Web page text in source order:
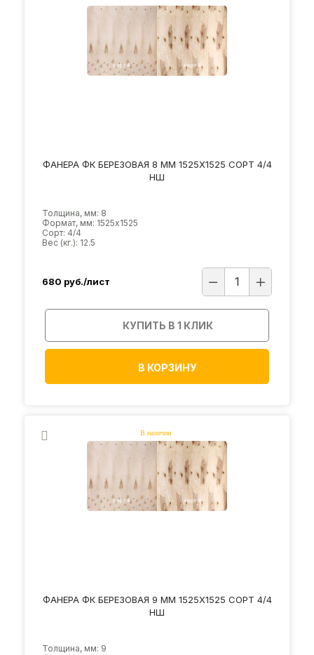
ФАНЕРА ФК БЕРЕЗОВАЯ 8 ММ 1525Х1525 СОРТ 4/4
НШ
Толщина, мм: 8
Формат, мм: 1525х1525
Сорт: 4/4
Вес (кг.): 12.5
680 руб./лист
КУПИТЬ В 1 КЛИК
В КОРЗИНУ
ФАНЕРА ФК БЕРЕЗОВАЯ 9 ММ 1525Х1525 СОРТ 4/4
НШ
Толщина, мм: 9